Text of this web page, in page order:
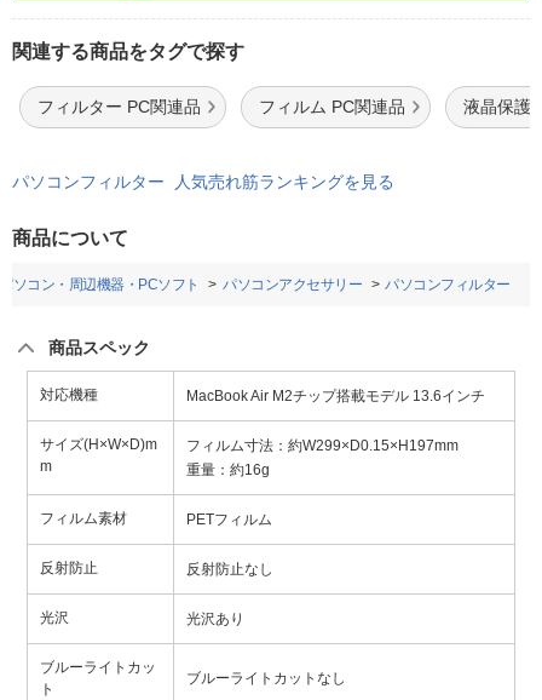
関連する商品をタグで探す
フィルター PC関連品 フィルム PC関連品 液晶保護
パソコンフィルター 人気売れ筋ランキングを見る
商品について
パソコン・周辺機器・PCソフト パソコンアクセサリー パソコンフィルター
商品スペック
対応機種 MacBook Air M2チップ搭載モデル 13.6インチ
サイズ(H×W×D)m
m
フィルム寸法：約W299×D0.15×H197mm
重量：約16g
フィルム素材 PETフィルム
反射防止 反射防止なし
光沢 光沢あり
ブルーライトカッ
ト
ブルーライトカットなし